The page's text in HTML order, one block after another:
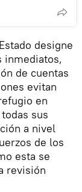
designe
inmediatos,
de cuentas
evitan
en
sus
a nivel
de los
esta se
revisión